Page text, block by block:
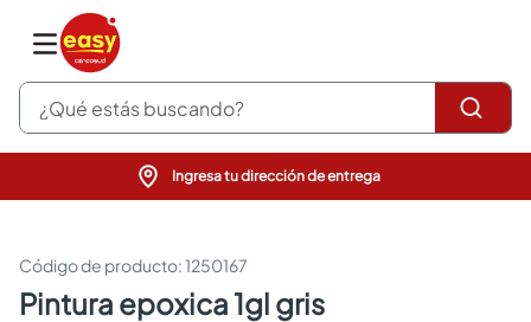
¿Qué estás buscando?
Ingresa tu dirección de entrega
:1250167
pintura epoxica 1gl gris
pinturas
sanitarios
comedor